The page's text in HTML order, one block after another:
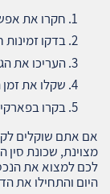
חקרו את
בדקו
העריכו את
שקלו את זמן
בקרו
אם אתם שוקלים
לכם למצוא את
היום והתחילו את